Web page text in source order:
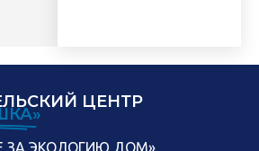
ЦЕНТР
ЗА ЭКОЛОГИЮ ДОМ».